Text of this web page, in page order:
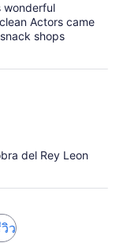
wonderful
Actors came
shops
del Rey Leon
ว